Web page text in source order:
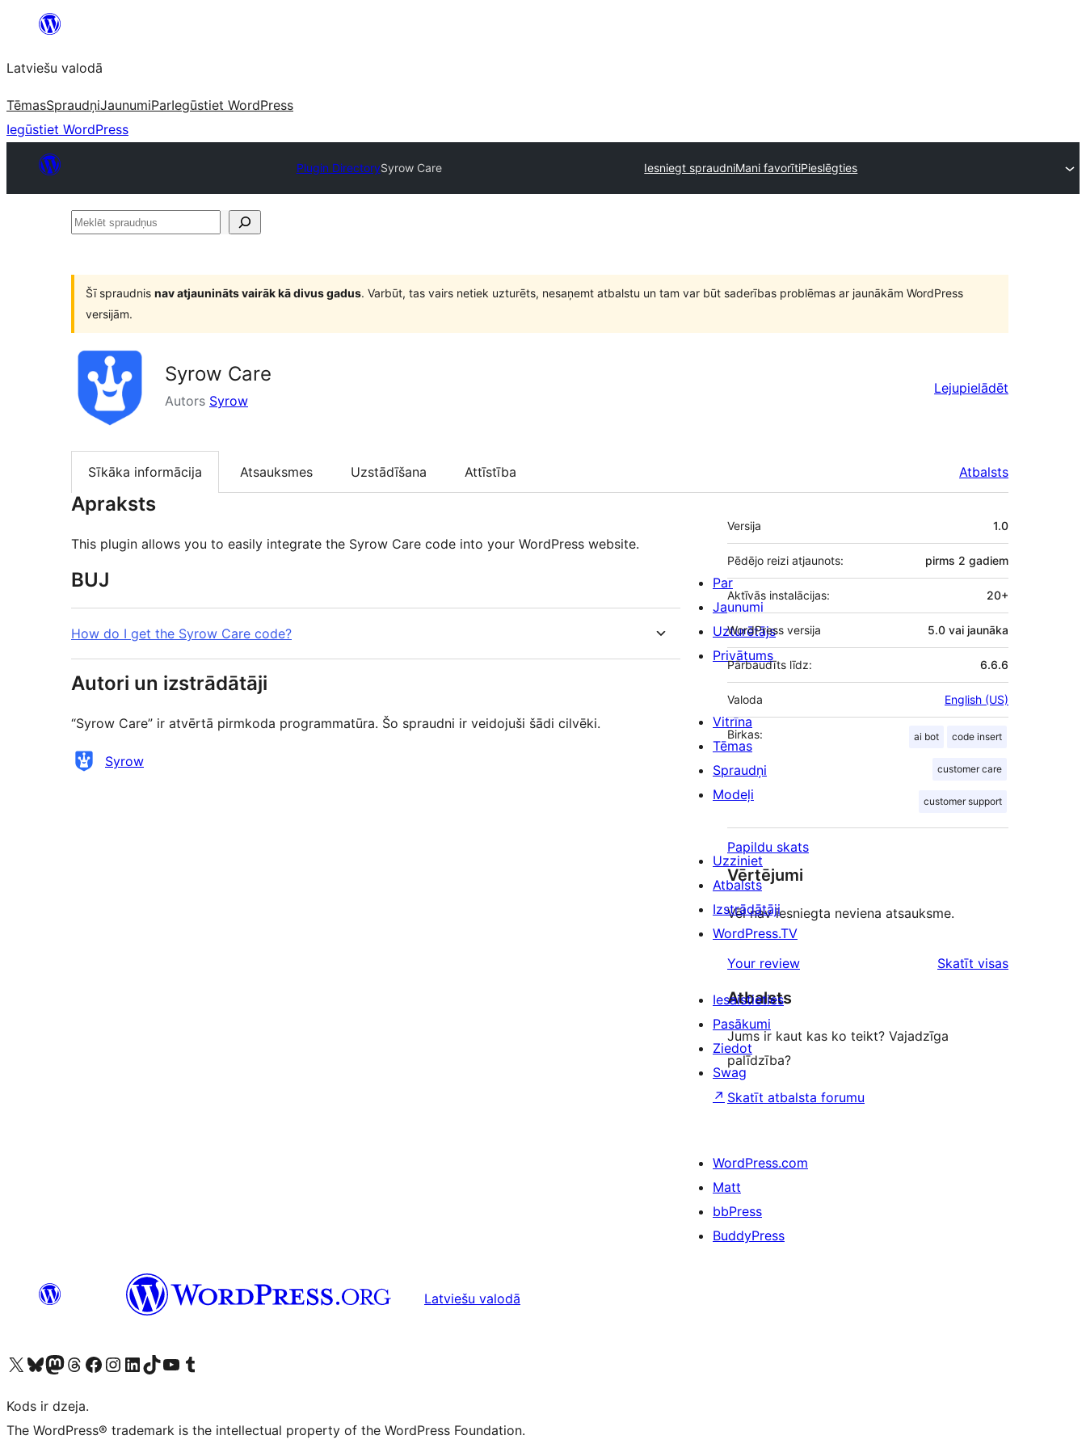
Pāriet
saturu
Latviešu valodā
TēmasSpraudņiJaunumiParIegūstiet WordPress
Iegūstiet WordPress
Plugin DirectorySyrow Care Iesniegt spraudniMani favorītiPieslēgties
Meklēt
Šī spraudnis nav atjaunināts vairāk kā divus gadus. Varbūt, tas vairs netiek uzturēts, nesaņemt atbalstu un tam var būt saderības problēmas ar jaunākām WordPress
versijām.
Syrow Care
Autors Syrow
Lejupielādēt
Sīkāka informācija Atsauksmes Uzstādīšana Attīstība Atbalsts
Apraksts
This plugin allows you to easily integrate the Syrow Care code into your WordPress website.
BUJ
How do I get the Syrow Care code?
Autori un izstrādātāji
“Syrow Care” ir atvērtā pirmkoda programmatūra. Šo spraudni ir veidojuši šādi cilvēki.
Līdzdalībnieki
Syrow
Meta
Versija 1.0
Pēdējo reizi atjaunots: pirms 2 gadiem
Aktīvās instalācijas: 20+
WordPress versija 5.0 vai jaunāka
Pārbaudīts līdz: 6.6.6
Valoda English (US)
Birkas: ai bot code insert
customer care
customer support
Papildu skats
Vērtējumi
Vēl nav iesniegta neviena atsauksme.
Your review Skatīt visasatsauksmes
Atbalsts
Jums ir kaut kas ko teikt? Vajadzīga
palīdzība?
Skatīt atbalsta forumu
Par
Jaunumi
Uzturētājs
Privātums
Vitrīna
Tēmas
Spraudņi
Modeļi
Uzziniet
Atbalsts
Izstrādātāji
WordPress.TV
Iesaistieties
Pasākumi
Ziedot
Swag
↗
WordPress.com
Matt
bbPress
BuddyPress
Latviešu valodā
Apmeklējiet mūsu X (agrāk Twitter) kontu
Apmeklējiet mūsu Bluesky kontu
Apmeklējiet mūsu Mastodon kontu
Apmeklējiet mūsu Threads kontu
Apmeklējiet mūsu Facebook lapuApmeklējiet mūsu Instagram kontu
Apmeklējiet mūsu LinkedIn kontu
Apmeklējiet mūsu TikTok kontu
Apmeklējiet mūsu YouTube kanālu
Apmeklējiet mūsu Tumblr kontu
Kods ir dzeja.
The WordPress® trademark is the intellectual property of the WordPress Foundation.